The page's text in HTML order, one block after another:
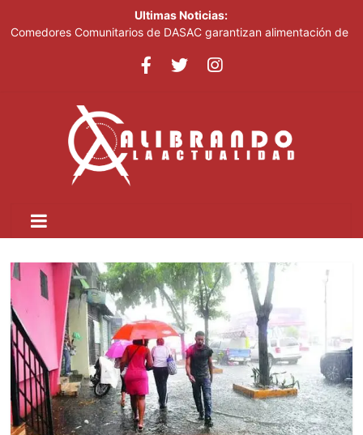
Ultimas Noticias:
Comedores Comunitarios de DASAC garantizan alimentación de
Centroamericanos y del Caribe Santo Domingo 2026
Senado de EE. UU. aprueba nuevo paquete de sanciones a
Italia dice que no acepta ultimátums y mantendrá la suspensión
del Schengen con España
Fransheska Matías gana dos plata en el torneo de pesas de los